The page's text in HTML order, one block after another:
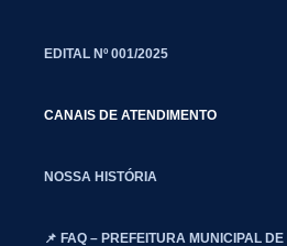
EDITAL Nº 001/2025
CANAIS DE ATENDIMENTO
NOSSA HISTÓRIA
📌 FAQ – PREFEITURA MUNICIPAL